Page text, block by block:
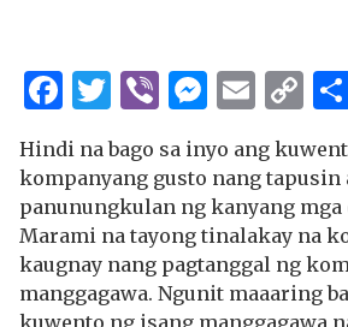
Facebook
Twitter
Viber
Hindi na bago sa inyo ang
kompanyang gusto nang tapusin
panunungkulan ng kanyang mga
Marami na tayong tinalakay na
kaugnay nang pagtanggal ng
manggagawa. Ngunit maaaring
kuwento ng isang manggagawa